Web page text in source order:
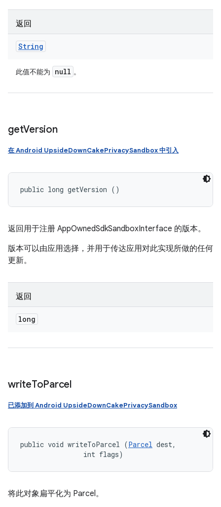
返回
String
此值不能为 null 。
getVersion
在 Android UpsideDownCakePrivacySandbox 中引入
public long getVersion ()
返回用于注册 AppOwnedSdkSandboxInterface 的版本。
版本可以由应用选择，并用于传达应用对此实现所做的任何
更新。
返回
long
writeToParcel
已添加到 Android UpsideDownCakePrivacySandbox
public void writeToParcel (Parcel dest,
                int flags)
将此对象扁平化为 Parcel。